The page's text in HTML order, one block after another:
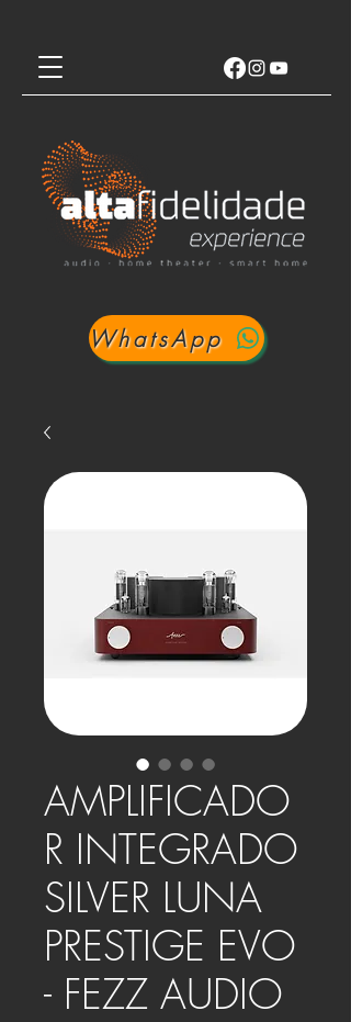
WhatsApp
AMPLIFICADO
R INTEGRADO
SILVER LUNA
PRESTIGE EVO
- FEZZ AUDIO